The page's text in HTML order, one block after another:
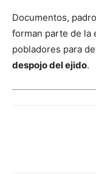
Documentos,
forman parte de la
pobladores para
despojo del ejido.